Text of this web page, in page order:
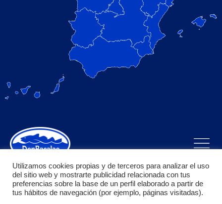
Utilizamos cookies propias y de terceros para analizar el uso
del sitio web y mostrarte publicidad relacionada con tus
preferencias sobre la base de un perfil elaborado a partir de
tus hábitos de navegación (por ejemplo, páginas visitadas).